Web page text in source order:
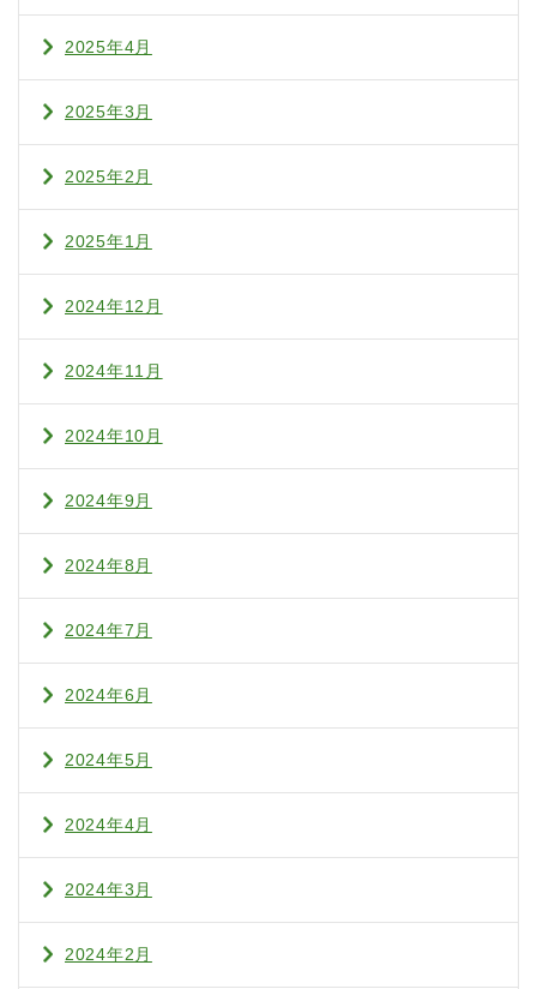
2025年4月
2025年3月
2025年2月
2025年1月
2024年12月
2024年11月
2024年10月
2024年9月
2024年8月
2024年7月
2024年6月
2024年5月
2024年4月
2024年3月
2024年2月